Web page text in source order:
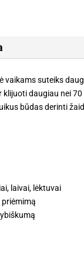
lipdukų
vaikams suteiks
daugiau nei
būdas derinti
laivai, lėktuvai